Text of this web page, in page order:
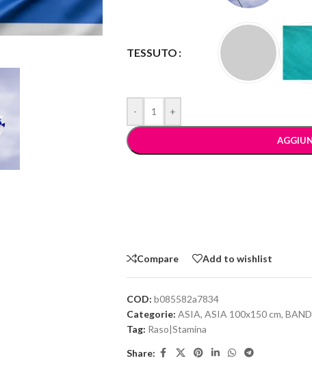
TESSUTO
- +
Compare Add to wishlist
COD: b085582a7834
Categorie: ASIA, ASIA 100x150 cm,
Tag: Raso|Stamina
Share: